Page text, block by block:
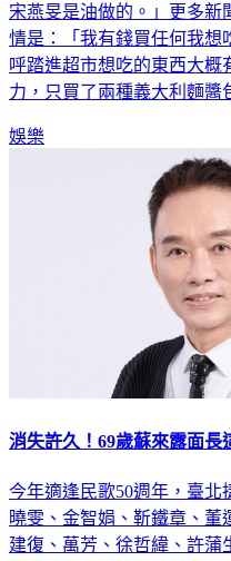
宋燕旻是油做的。」更多新
情是：「我有錢買任何我想
呼踏進超市想吃的東西大
力，只買了兩種義大利麵醬
娛樂
消失許久！69歲蘇來露面
今年適逢民歌50週年，臺北
曉雯、金智娟、靳鐵章、
建復、萬芳、徐哲緯、許蒲